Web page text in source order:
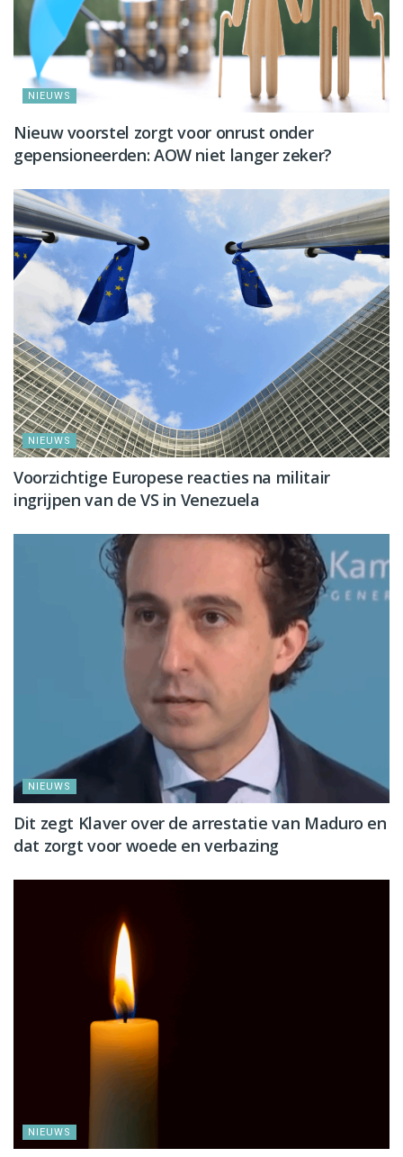
NIEUWS
Nieuw voorstel zorgt voor onrust onder
gepensioneerden: AOW niet langer zeker?
NIEUWS
Voorzichtige Europese reacties na militair
ingrijpen van de VS in Venezuela
NIEUWS
Dit zegt Klaver over de arrestatie van Maduro en
dat zorgt voor woede en verbazing
NIEUWS